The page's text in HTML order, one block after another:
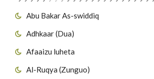
Abu Bakar As-swiddiq
Adhkaar (Dua)
Afaaizu luheta
Al-Ruqya (Zunguo)